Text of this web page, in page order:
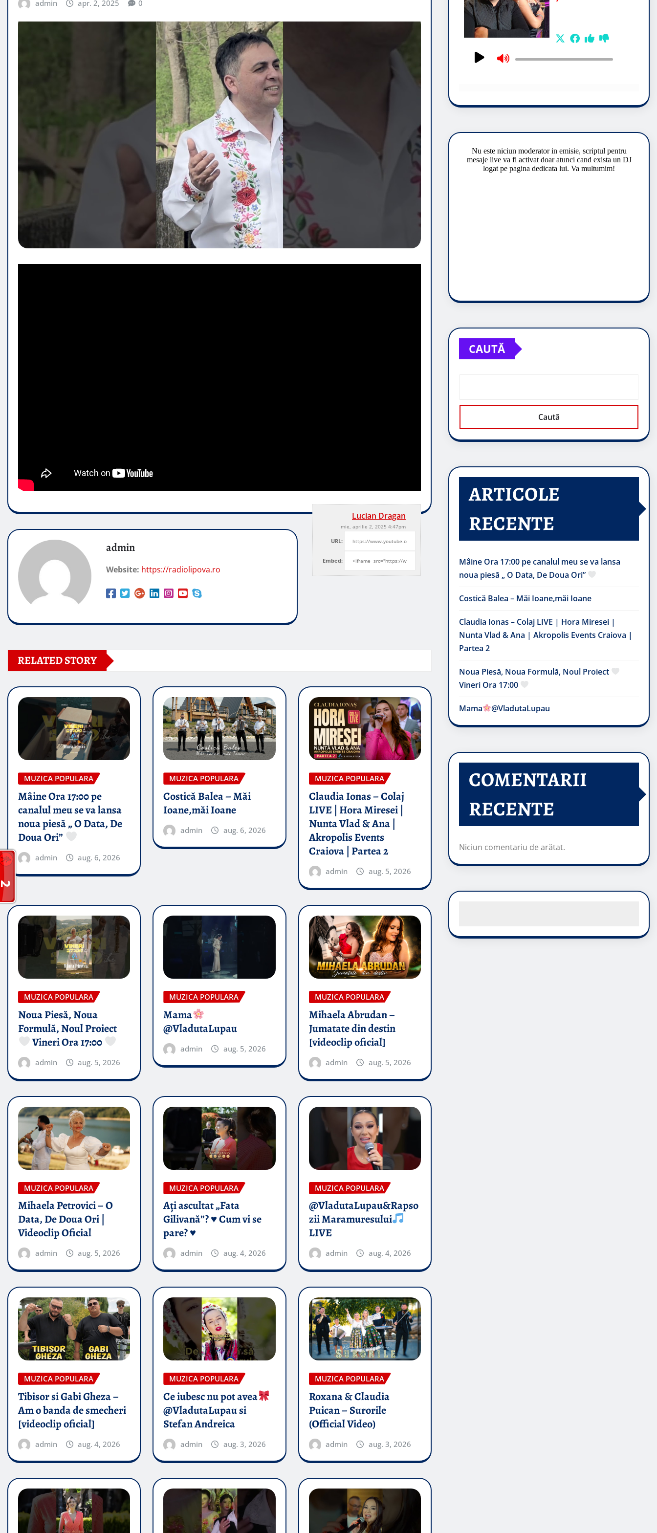
admin apr. 2, 2025 0
Lucian Dragan
mie, aprilie 2, 2025 4:47pm
URL:
Embed:
admin
Website: https://radiolipova.ro
RELATED STORY
MUZICA POPULARA
Mâine Ora 17:00 pe
canalul meu se va lansa
noua piesă „ O Data, De
Doua Ori”
admin aug. 6, 2026
MUZICA POPULARA
Costică Balea – Măi
Ioane,măi Ioane
admin aug. 6, 2026
MUZICA POPULARA
Claudia Ionas – Colaj
LIVE | Hora Miresei |
Nunta Vlad & Ana |
Akropolis Events
Craiova | Partea 2
admin aug. 5, 2026
MUZICA POPULARA
Noua Piesă, Noua
Formulă, Noul Proiect
Vineri Ora 17:00
admin aug. 5, 2026
MUZICA POPULARA
Mama
@VladutaLupau
admin aug. 5, 2026
MUZICA POPULARA
Mihaela Abrudan –
Jumatate din destin
[videoclip oficial]
admin aug. 5, 2026
MUZICA POPULARA
Mihaela Petrovici – O
Data, De Doua Ori |
Videoclip Oficial
admin aug. 5, 2026
MUZICA POPULARA
Ați ascultat „Fata
Gilivană”? ♥️ Cum vi se
pare? ♥️
admin aug. 4, 2026
MUZICA POPULARA
@VladutaLupau&Rapso
zii Maramuresului
LIVE
admin aug. 4, 2026
MUZICA POPULARA
Tibisor si Gabi Gheza –
Am o banda de smecheri
[videoclip oficial]
admin aug. 4, 2026
MUZICA POPULARA
Ce iubesc nu pot avea
@VladutaLupau si
Stefan Andreica
admin aug. 3, 2026
MUZICA POPULARA
Roxana & Claudia
Puican – Surorile
(Official Video)
admin aug. 3, 2026
CAUTĂ
Caută
ARTICOLE
RECENTE
Mâine Ora 17:00 pe canalul meu se va lansa
noua piesă „ O Data, De Doua Ori”
Costică Balea – Măi Ioane,măi Ioane
Claudia Ionas – Colaj LIVE | Hora Miresei |
Nunta Vlad & Ana | Akropolis Events Craiova |
Partea 2
Noua Piesă, Noua Formulă, Noul Proiect
Vineri Ora 17:00
Mama @VladutaLupau
COMENTARII
RECENTE
Niciun comentariu de arătat.